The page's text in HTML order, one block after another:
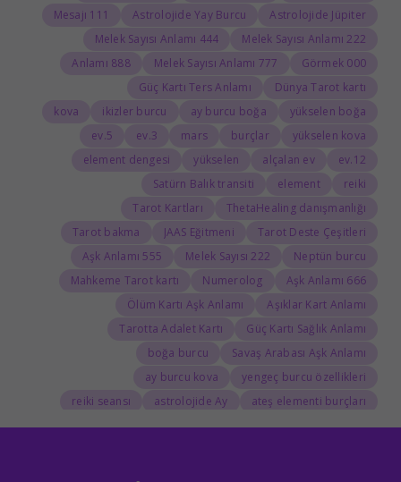
Astrolojide Jüpiter
Astrolojide Yay Burcu
111 Mesajı
222 Melek Sayısı Anlamı
444 Melek Sayısı Anlamı
000 Görmek
777 Melek Sayısı Anlamı
888 Anlamı
Dünya Tarot kartı
Güç Kartı Ters Anlamı
yükselen boğa
ay burcu boğa
ikizler burcu
kova
yükselen kova
burçlar
mars
3.ev
5.ev
12.ev
alçalan ev
yükselen
element dengesi
reiki
element
Satürn Balık transiti
ThetaHealing danışmanlığı
Tarot Kartları
Tarot Deste Çeşitleri
JAAS Eğitmeni
Tarot bakma
Neptün burcu
222 Melek Sayısı
555 Aşk Anlamı
666 Aşk Anlamı
Numerolog
Mahkeme Tarot kartı
Aşıklar Kart Anlamı
Ölüm Kartı Aşk Anlamı
Güç Kartı Sağlık Anlamı
Tarotta Adalet Kartı
Savaş Arabası Aşk Anlamı
boğa burcu
yengeç burcu özellikleri
ay burcu kova
ateş elementi burçları
astrolojide Ay
reiki seansı
astrolog
Doğum Haritasında Mars
Tarolog